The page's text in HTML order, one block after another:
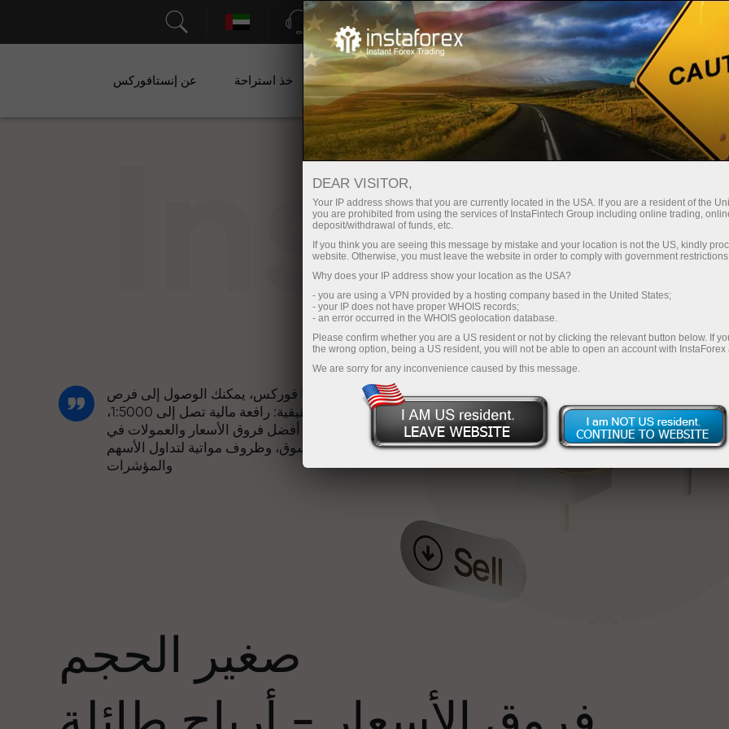
الدعم فتح الحساب الفوري منصة التداول
للمبتدئين للمستثمرين للشركاء الحملات خذ استراحة عن إنستافوركس
مع إنستا فوركس، يمكنك الوصول إلى فرص
تنافسية حقيقية: رافعة مالية تصل إلى 1:5000،
وبعض من أفضل فروق الأسعار والعمولات في
السوق، وظروف مواتية لتداول الأسهم
والمؤشرات
تتشارك سرعة المسار وسرعة التداول نفس
القيم. يُضفي أليش لوبرايس عناصر الحماس
والانضباط على عالم التداول، ويعمل كشريك
صغير الحجم
DEAR VISITOR,
Your IP address shows that you are currently located in the USA. If you are a resident of the
you are prohibited from using the services of InstaFintech Group including online trading,
deposit/withdrawal of funds, etc.
If you think you are seeing this message by mistake and your location is not the US, kindly
website. Otherwise, you must leave the website in order to comply with government
Why does your IP address show your location as the USA?
- you are using a VPN provided by a hosting company based in the United States;
- your IP does not have proper WHOIS records;
- an error occurred in the WHOIS geolocation database.
Please confirm whether you are a US resident or not by clicking the relevant button below. If
the wrong option, being a US resident, you will not be able to open an account with InstaForex
We are sorry for any inconvenience caused by this message.